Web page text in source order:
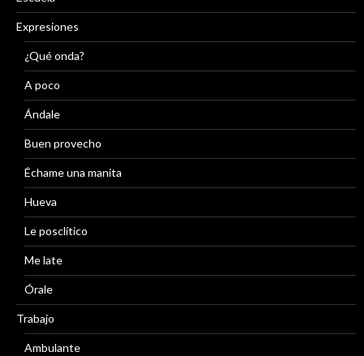
Expresiones
¿Qué onda?
A poco
Ándale
Buen provecho
Échame una manita
Hueva
Le posclítico
Me late
Órale
Trabajo
Ambulante